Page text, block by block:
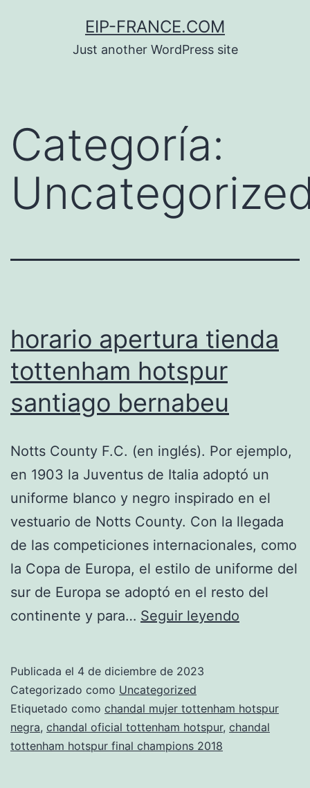
EIP-FRANCE.COM
Just another WordPress site
Categoría:
horario apertura tienda
tottenham hotspur
santiago bernabeu
Notts County F.C. (en inglés). Por ejemplo,
en 1903 la Juventus de Italia adoptó un
uniforme blanco y negro inspirado en el
vestuario de Notts County. Con la llegada
de las competiciones internacionales, como
la Copa de Europa, el estilo de uniforme del
sur de Europa se adoptó en el resto del
continente y para… Seguir leyendo
hotspur
santiago
Publicada el 4 de diciembre de 2023
Categorizado como Uncategorized
Etiquetado como chandal mujer tottenham hotspur
negra, chandal oficial tottenham hotspur, chandal
tottenham hotspur final champions 2018